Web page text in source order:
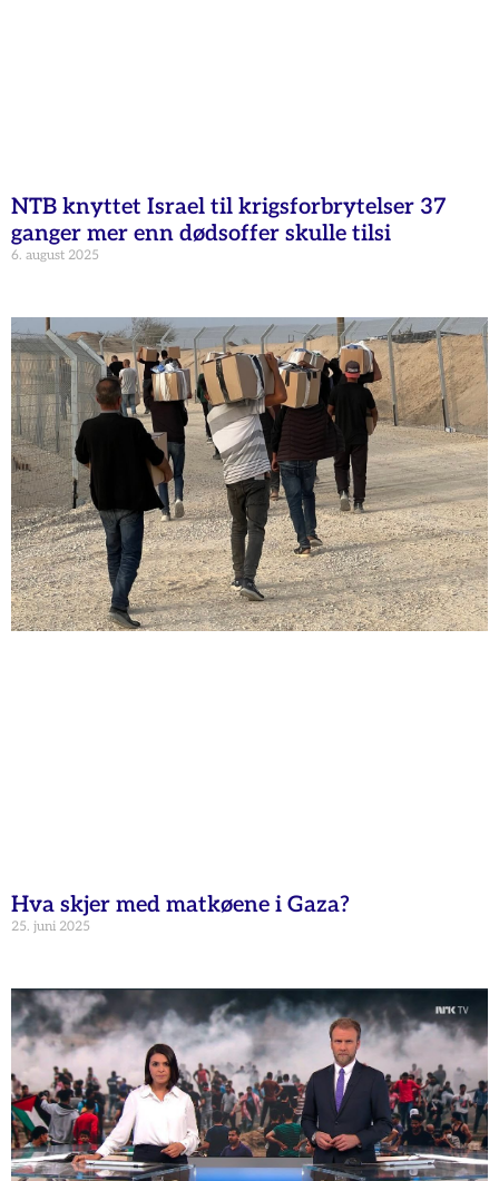
NTB knyttet Israel til krigsforbrytelser 37
ganger mer enn dødsoffer skulle tilsi
6. august 2025
Hva skjer med matkøene i Gaza?
25. juni 2025